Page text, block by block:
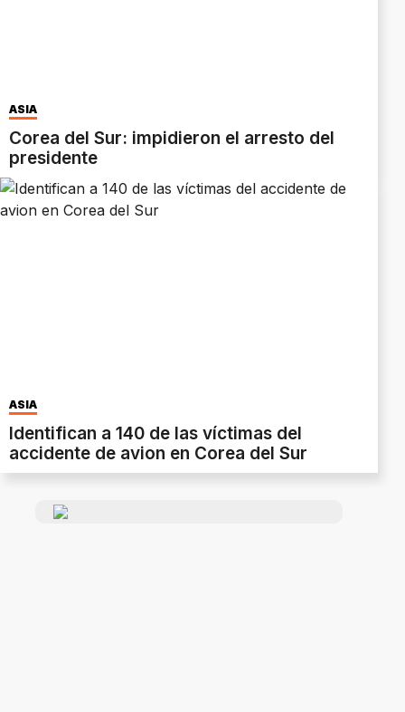
ASIA
Corea del Sur: impidieron el arresto del
presidente
ASIA
Identifican a 140 de las víctimas del
accidente de avion en Corea del Sur